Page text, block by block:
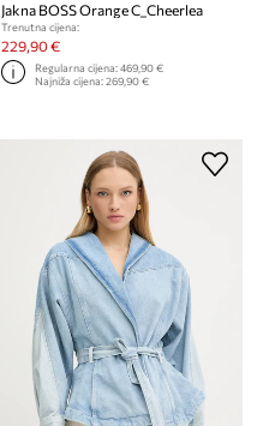
Jakna BOSS Orange C_Cheerlea
Trenutna cijena:
229,90 €
Regularna cijena:469,90 €
Najniža cijena:269,90 €